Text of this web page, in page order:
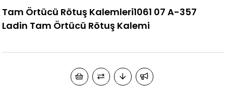
Tam Örtücü Rötuş Kalemleri1061 07 A-357
Ladin Tam Örtücü Rötuş Kalemi